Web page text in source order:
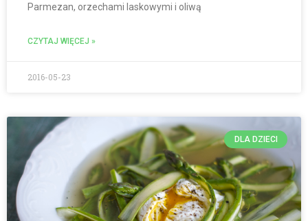
Parmezan, orzechami laskowymi i oliwą
CZYTAJ WIĘCEJ »
2016-05-23
DLA DZIECI